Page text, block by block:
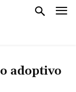
adoptivo